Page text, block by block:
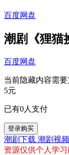
百度网盘
潮剧《狸猫
百度网盘
当前隐藏内容需
5元
已有0人支付
登录购买
潮剧下载 潮剧视频
资源仅供个人学